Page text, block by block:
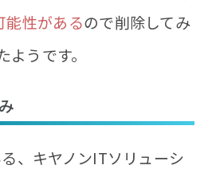
性があるので削除してみ
うです。
、キヤノンITソリューシ